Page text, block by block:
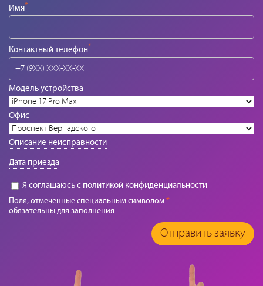
Имя*
Контактный телефон*
Модель устройства
Офис
Описание неисправности
Дата приезда
Я соглашаюсь с политикой конфиденциальности
Поля, отмеченные специальным символом*
обязательны для заполнения
Отправить заявку